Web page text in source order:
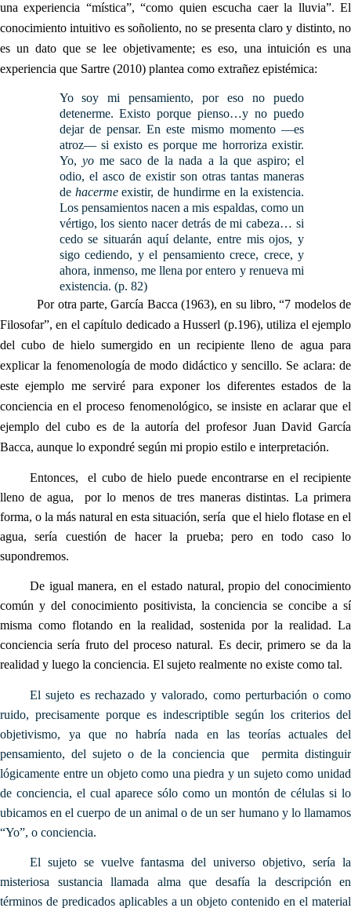
una experiencia “mística”, “como quien escucha caer la lluvia”. El
conocimiento intuitivo es soñoliento, no se presenta claro y distinto, no
es un dato que se lee objetivamente; es eso, una intuición es una
experiencia que Sartre (2010) plantea como extrañez epistémica:
Yo soy mi pensamiento, por eso no puedo
detenerme. Existo porque pienso…y no puedo
dejar de pensar. En este mismo momento —es
atroz— si existo es porque me horroriza existir.
Yo, yo me saco de la nada a la que aspiro; el
odio, el asco de existir son otras tantas maneras
de hacermeexistir, de hundirme en la existencia.
Los pensamientos nacen a mis espaldas, como un
vértigo, los siento nacer detrás de mi cabeza… si
cedo se situarán aquí delante, entre mis ojos, y
sigo cediendo, y el pensamiento crece, crece, y
ahora, inmenso, me llena por entero y renueva mi
existencia. (p. 82)
Por otra parte, García Bacca (1963), en su libro, “7 modelos de
Filosofar”, en el capítulo dedicado a Husserl (p.196), utiliza el ejemplo
del cubo de hielo sumergido en un recipiente lleno de agua para
explicar la fenomenología de modo didáctico y sencillo. Se aclara: de
este ejemplo me serviré para exponer los diferentes estados de la
conciencia en el proceso fenomenológico, se insiste en aclarar que el
ejemplo del cubo es de la autoría del profesor Juan David García
Bacca, aunque lo expondré según mi propio estilo e interpretación.
Entonces, el cubo de hielo puede encontrarse en el recipiente
lleno de agua, por lo menos de tres maneras distintas. La primera
forma, o la más natural en esta situación, sería que el hielo flotase en el
agua, sería cuestión de hacer la prueba; pero en todo caso lo
supondremos.
De igual manera, en el estado natural, propio del conocimiento
común y del conocimiento positivista, la conciencia se concibe a sí
misma como flotando en la realidad, sostenida por la realidad. La
conciencia sería fruto del proceso natural. Es decir, primero se da la
realidad y luego la conciencia. El sujeto realmente no existe como tal.
El sujeto es rechazado y valorado, como perturbación o como
ruido, precisamente porque es indescriptible según los criterios del
objetivismo, ya que no habría nada en las teorías actuales del
pensamiento, del sujeto o de la conciencia que permita distinguir
lógicamente entre un objeto como una piedra y un sujeto como unidad
de conciencia, el cual aparece sólo como un montón de células si lo
ubicamos en el cuerpo de un animal o de un ser humano y lo llamamos
“Yo”, o conciencia.
El sujeto se vuelve fantasma del universo objetivo, sería la
misteriosa sustancia llamada alma que desafía la descripción en
términos de predicados aplicables a un objeto contenido en el material